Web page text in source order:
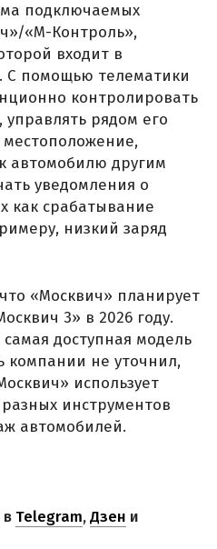
подключаемых
«М-Контроль»,
входит в
С помощью телематики
контролировать
управлять рядом его
автомобилю другим
уведомления о
как срабатывание
низкий заряд
«Москвич» планирует
3» в 2026 году.
доступная модель
компании не уточнил,
использует
инструментов
автомобилей.
в Telegram,Дзен и